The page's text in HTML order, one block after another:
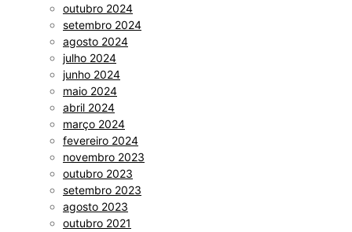
outubro 2024
setembro 2024
agosto 2024
julho 2024
junho 2024
maio 2024
abril 2024
março 2024
fevereiro 2024
novembro 2023
outubro 2023
setembro 2023
agosto 2023
outubro 2021